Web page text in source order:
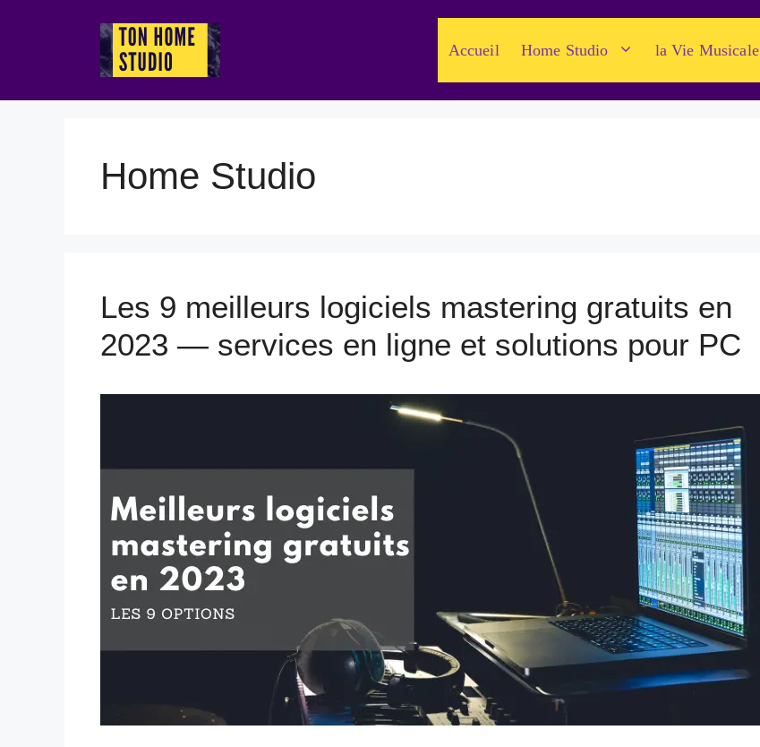
Accueil Home Studio la Vie Musicale
Home Studio
Les 9 meilleurs logiciels mastering gratuits en
2023 — services en ligne et solutions pour PC